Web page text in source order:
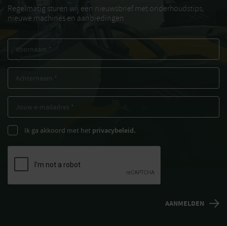
Regelmatig sturen wij een nieuwsbrief met onderhoudstips,
nieuwe machines en aanbiedingen
Ik ga akkoord met het privacybeleid.